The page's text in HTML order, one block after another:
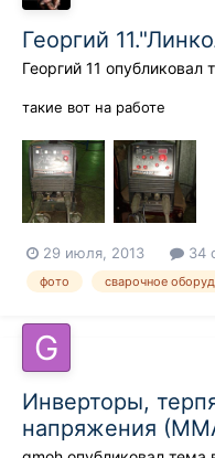
Георгий
Георгий 11 опубликовал
такие вот на работе
29 июля, 2013 34
фото сварочное
Инверторы,
напряжения